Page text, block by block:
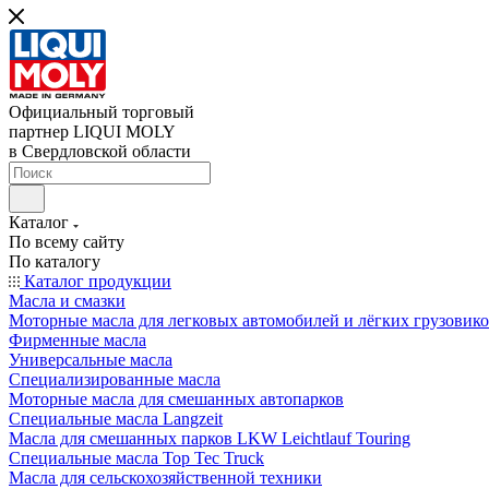
Официальный торговый
партнер LIQUI MOLY
в Свердловской области
Каталог
По всему сайту
По каталогу
Каталог продукции
Масла и смазки
Моторные масла для легковых автомобилей и лёгких
Фирменные масла
Универсальные масла
Специализированные масла
Моторные масла для смешанных автопарков
Специальные масла Langzeit
Масла для смешанных парков LKW Leichtlauf Touring
Специальные масла Top Tec Truck
Масла для сельскохозяйственной техники